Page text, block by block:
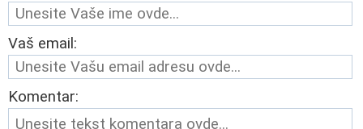
Vaš email:
Komentar: